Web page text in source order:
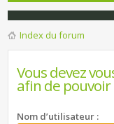
Index du forum
Vous devez
afin de pouvoir
Nom d’utilisateur :